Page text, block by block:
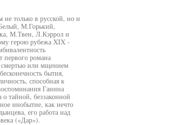
только в русской, но и
М.Горький,
М.Твен, Л.Кэррол и
герою рубежа XIX -
первого романа
смертью или мщением
бытия,
способная к
Ганина
тайной, беззаконной
инобытие, как нечто
его работа над
(«Дар»).